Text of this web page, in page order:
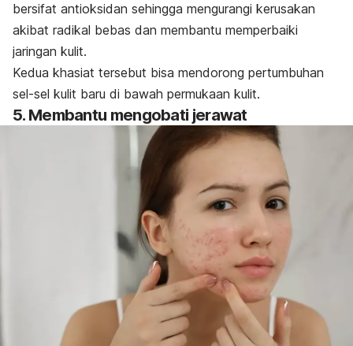
bersifat antioksidan sehingga mengurangi kerusakan
akibat radikal bebas dan membantu memperbaiki
jaringan kulit.
Kedua khasiat tersebut bisa mendorong pertumbuhan
sel-sel kulit baru di bawah permukaan kulit.
5. Membantu mengobati jerawat